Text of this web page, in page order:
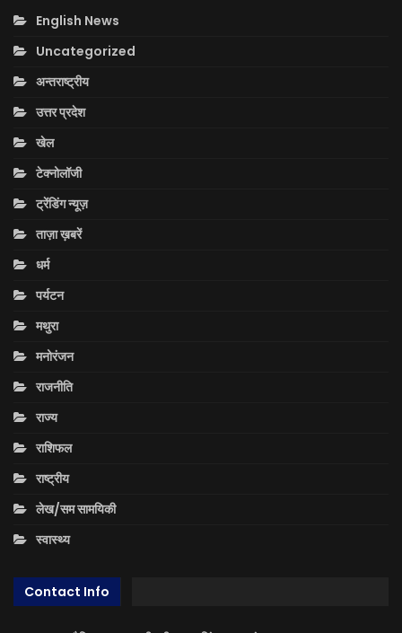
English News
Uncategorized
अन्तराष्ट्रीय
उत्तर प्रदेश
खेल
टेक्नोलॉजी
ट्रेंडिंग न्यूज़
ताज़ा ख़बरें
धर्म
पर्यटन
मथुरा
मनोरंजन
राजनीति
राज्य
राशिफल
राष्ट्रीय
लेख/सम सामयिकी
स्वास्थ्य
Contact Info